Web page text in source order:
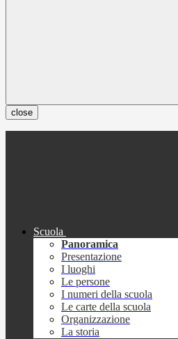
close
Scuola
Panoramica
Presentazione
I luoghi
Le persone
I numeri della scuola
Le carte della scuola
Organizzazione
La storia